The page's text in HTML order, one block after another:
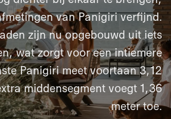
van Panigiri verfijnd.
zijn nu opgebouwd uit iets
wat zorgt voor een intiemere
Panigiri meet voortaan 3,12
middensegment voegt 1,36
meter toe.